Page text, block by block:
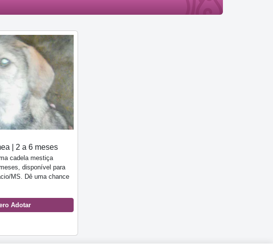
| 2 a 6 meses
cadela mestiça
disponível para
MS. Dê uma chance
Adotar